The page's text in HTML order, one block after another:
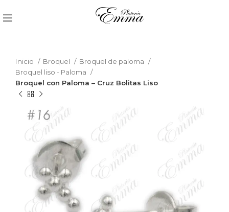
Inicio Broquel
Broquel de paloma
Broquel liso - Paloma
Broquel con Paloma – Cruz Bolitas Liso